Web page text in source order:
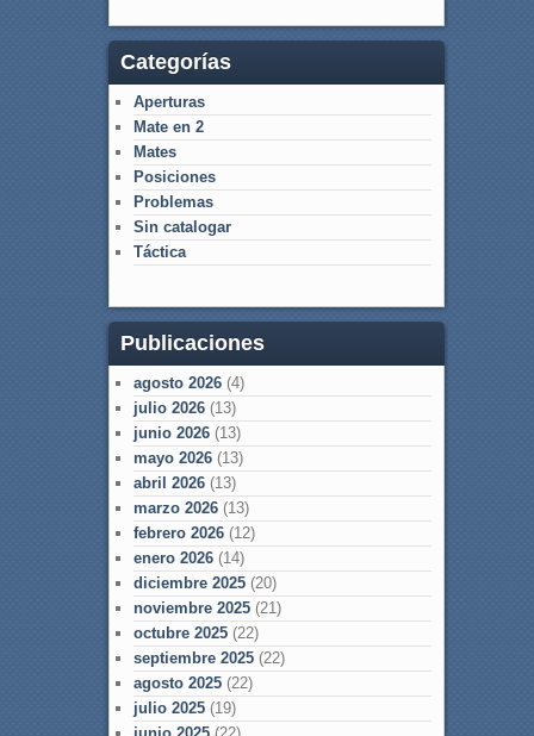
Categorías
Aperturas
Mate en 2
Mates
Posiciones
Problemas
Sin catalogar
Táctica
Publicaciones
agosto 2026(4)
julio 2026(13)
junio 2026(13)
mayo 2026(13)
abril 2026(13)
marzo 2026(13)
febrero 2026(12)
enero 2026(14)
diciembre 2025(20)
noviembre 2025(21)
octubre 2025(22)
septiembre 2025(22)
agosto 2025(22)
julio 2025(19)